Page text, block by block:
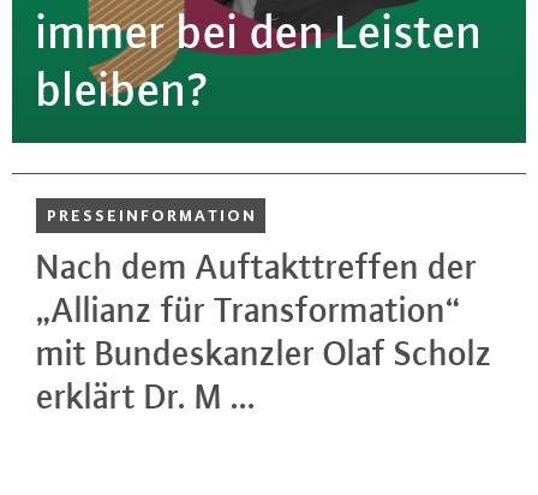
immer bei den Leisten
bleiben?
PRES­SE­INFOR­MA­TI­ON
Nach dem Auf­takt­tref­fen der
„Allianz für Trans­for­ma­ti­on“
mit Bun­des­kanz­ler Olaf Scholz
erklärt Dr. M ...